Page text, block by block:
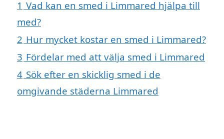
1 Vad kan en smed i Limmared hjälpa till
med?
2 Hur mycket kostar en smed i Limmared?
3 Fördelar med att välja smed i Limmared
4 Sök efter en skicklig smed i de
omgivande städerna Limmared